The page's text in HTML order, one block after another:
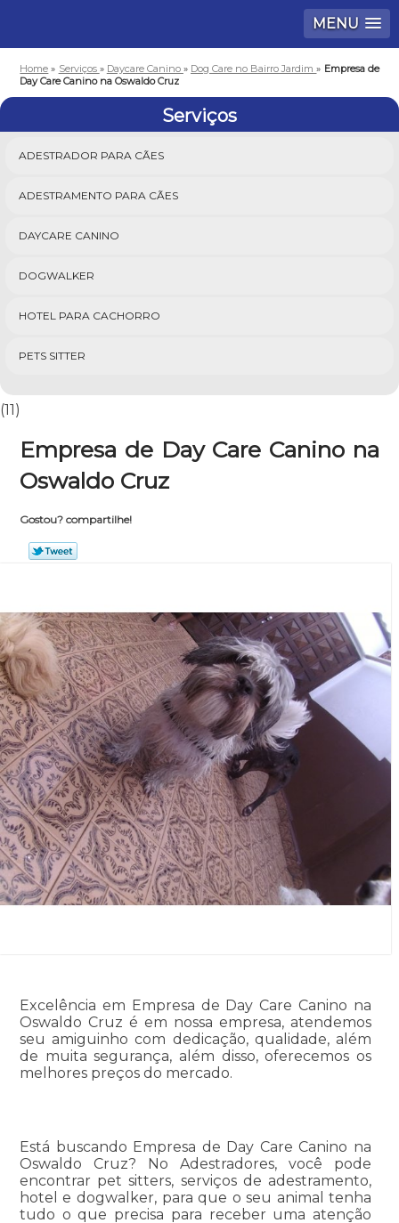
MENU
Home » Serviços » Daycare Canino » Dog Care no Bairro Jardim» Empresa de
Day Care Canino na Oswaldo Cruz
Serviços
ADESTRADOR PARA CÃES
ADESTRAMENTO PARA CÃES
DAYCARE CANINO
DOGWALKER
HOTEL PARA CACHORRO
PETS SITTER
(11)
Empresa de Day Care Canino na
Oswaldo Cruz
Gostou? compartilhe!
Excelência em Empresa de Day Care Canino na
Oswaldo Cruz é em nossa empresa, atendemos
seu amiguinho com dedicação, qualidade, além
de muita segurança, além disso, oferecemos os
melhores preços do mercado.
Está buscando Empresa de Day Care Canino na
Oswaldo Cruz? No Adestradores, você pode
encontrar pet sitters, serviços de adestramento,
hotel e dogwalker, para que o seu animal tenha
tudo o que precisa para receber uma atenção